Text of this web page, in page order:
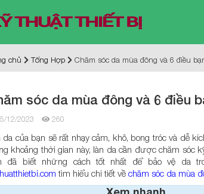
chủ Tổng Hợp Chăm sóc da mùa đông và 6 điều
sóc da mùa đông và 6 điều
12/2023 260
da của bạn sẽ rất nhạy cảm, khô, bong tróc và dễ
khoảng thời gian này, làn da cần được chăm sóc
đã biết những cách tốt nhất để bảo vệ da
tìm hiểu chi tiết về chăm sóc da mùa